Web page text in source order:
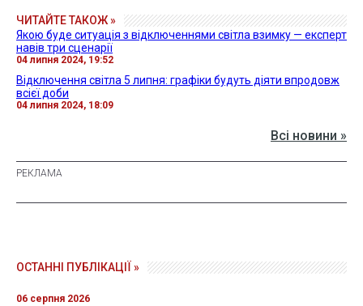
ЧИТАЙТЕ ТАКОЖ »
Якою буде ситуація з відключеннями світла взимку — експерт
навів три сценарії
04 липня 2024, 19:52
Відключення світла 5 липня: графіки будуть діяти впродовж
всієї доби
04 липня 2024, 18:09
Всі новини »
ОСТАННІ ПУБЛІКАЦІЇ »
06 серпня 2026